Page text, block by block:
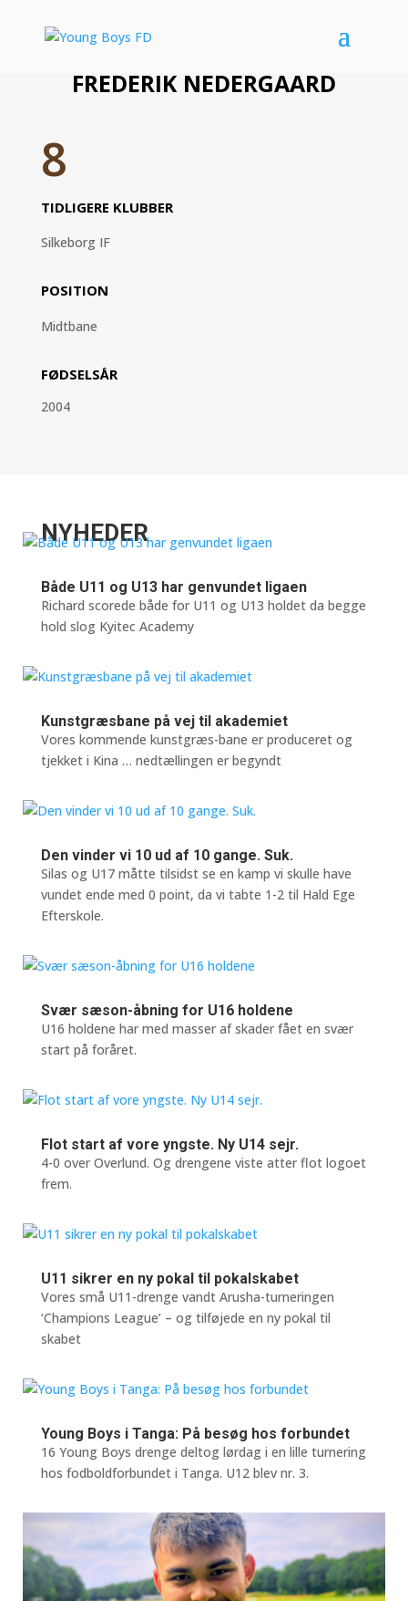
FREDERIK NEDERGAARD
8
TIDLIGERE KLUBBER
Silkeborg IF
POSITION
Midtbane
FØDSELSÅR
2004
NYHEDER
Både U11 og U13 har genvundet ligaen
Richard scorede både for U11 og U13 holdet da begge
hold slog Kyitec Academy
Kunstgræsbane på vej til akademiet
Vores kommende kunstgræs-bane er produceret og
tjekket i Kina … nedtællingen er begyndt
Den vinder vi 10 ud af 10 gange. Suk.
Silas og U17 måtte tilsidst se en kamp vi skulle have
vundet ende med 0 point, da vi tabte 1-2 til Hald Ege
Efterskole.
Svær sæson-åbning for U16 holdene
U16 holdene har med masser af skader fået en svær
start på foråret.
Flot start af vore yngste. Ny U14 sejr.
4-0 over Overlund. Og drengene viste atter flot logoet
frem.
U11 sikrer en ny pokal til pokalskabet
Vores små U11-drenge vandt Arusha-turneringen
‘Champions League’ – og tilføjede en ny pokal til
skabet
Young Boys i Tanga: På besøg hos forbundet
16 Young Boys drenge deltog lørdag i en lille turnering
hos fodboldforbundet i Tanga. U12 blev nr. 3.